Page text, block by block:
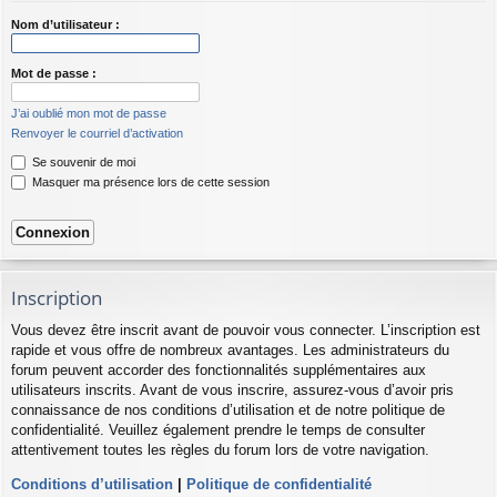
Nom d’utilisateur :
Mot de passe :
J’ai oublié mon mot de passe
Renvoyer le courriel d’activation
Se souvenir de moi
Masquer ma présence lors de cette session
Inscription
Vous devez être inscrit avant de pouvoir vous connecter. L’inscription est
rapide et vous offre de nombreux avantages. Les administrateurs du
forum peuvent accorder des fonctionnalités supplémentaires aux
utilisateurs inscrits. Avant de vous inscrire, assurez-vous d’avoir pris
connaissance de nos conditions d’utilisation et de notre politique de
confidentialité. Veuillez également prendre le temps de consulter
attentivement toutes les règles du forum lors de votre navigation.
Conditions d’utilisation | Politique de confidentialité